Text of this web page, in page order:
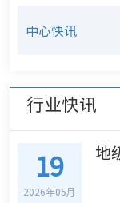
中心快讯
行业快讯
19
2026年05月